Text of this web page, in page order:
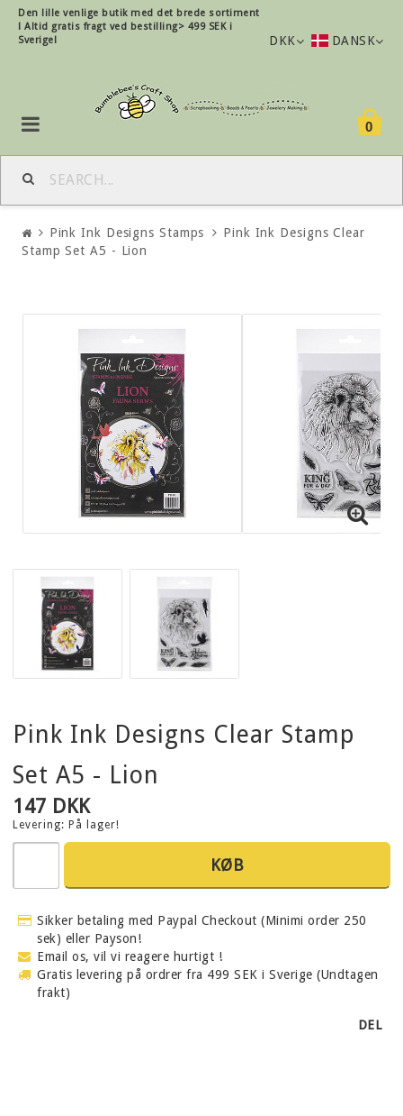
Den lille venlige butik med det brede sortiment
! Altid gratis fragt ved bestilling> 499 SEK i
Sverige!
DKK DANSK
0
Pink Ink Designs Stamps
Pink Ink Designs Clear
Stamp Set A5 - Lion
Pink Ink Designs Clear Stamp
Set A5 - Lion
147 DKK
Levering: På lager!
KØB
Sikker betaling med Paypal Checkout (Minimi order 250
sek) eller Payson!
Email os, vil vi reagere hurtigt !
Gratis levering på ordrer fra 499 SEK i Sverige (Undtagen
frakt)
DEL